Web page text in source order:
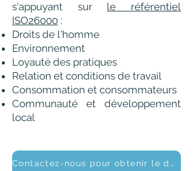
s'appuyant sur le référentiel
ISO26000 :
Droits de l'homme
Environnement
Loyauté des pratiques
Relation et conditions de travail
Consommation et consommateurs
Communauté et développement
local
Contactez-nous pour obtenir le détail de notre plan d'actions